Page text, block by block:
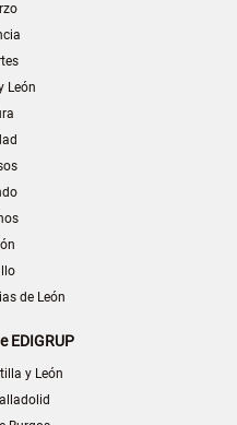
León
de León
EDIGRUP
y León